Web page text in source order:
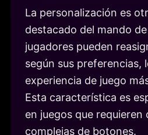
La personalización es
destacado del mando
jugadores pueden
según sus preferencias,
experiencia de juego
Esta característica es
en juegos que requieren
complejas de botones.